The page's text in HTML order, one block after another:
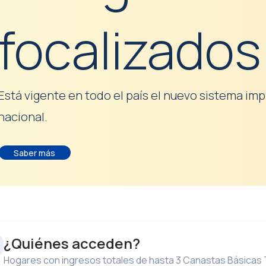
vigente en todo el país el nuevo sistema
Saber más
¿Quiénes acceden?
Hogares con ingresos totales de hasta 3 Canastas Básicas